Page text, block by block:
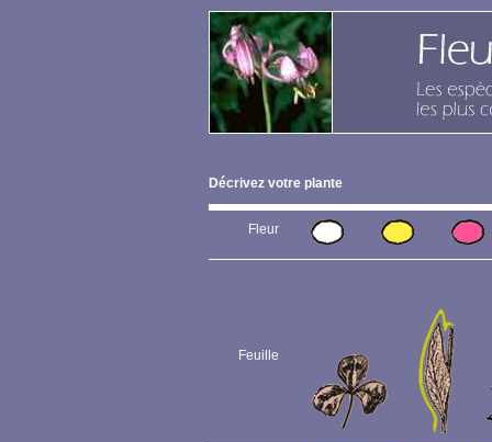
Décrivez votre plante
Fleur
Feuille